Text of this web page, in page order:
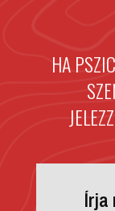
HA
Írja